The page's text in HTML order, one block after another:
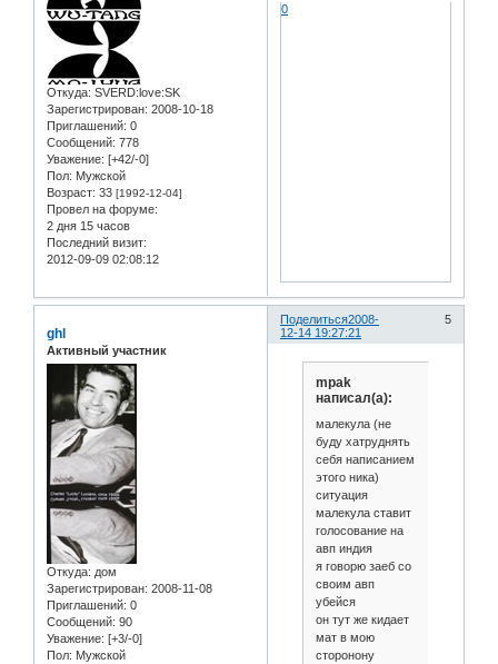
Откуда: SVERD:love:SK
Зарегистрирован: 2008-10-18
Приглашений: 0
Сообщений: 778
Уважение: [+42/-0]
Пол: Мужской
Возраст: 33 [1992-12-04]
Провел на форуме:
2 дня 15 часов
Последний визит:
2012-09-09 02:08:12
0
Поделиться 5
2008-
12-14 19:27:21
ghl
Активный участник
Откуда: дом
Зарегистрирован: 2008-11-08
Приглашений: 0
Сообщений: 90
Уважение: [+3/-0]
Пол: Мужской
mpak
написал(а):
малекула (не
буду хатруднять
себя написанием
этого ника)
ситуация
малекула ставит
голосование на
авп индия
я говорю заеб со
своим авп
убейся
он тут же кидает
мат в мою
сторонону